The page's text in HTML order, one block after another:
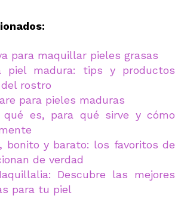
para maquillar pieles grasas
piel madura: tips y productos
rostro
para pieles maduras
qué es, para qué sirve y cómo
bonito y barato: los favoritos de
de verdad
Descubre las mejores
para tu piel